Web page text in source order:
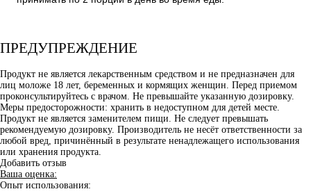
ПРЕДУПРЕЖДЕНИЕ
Продукт не является лекарственным средством и не предназначен для
лиц моложе 18 лет, беременных и кормящих женщин. Перед приемом
проконсультируйтесь с врачом. Не превышайте указанную дозировку.
Меры предосторожности: хранить в недоступном для детей месте.
Продукт не является заменителем пищи. Не следует превышать
рекомендуемую дозировку. Производитель не несёт ответственности за
любой вред, причинённый в результате ненадлежащего использования
или хранения продукта.
Добавить отзыв
Ваша оценка:
Опыт использования: